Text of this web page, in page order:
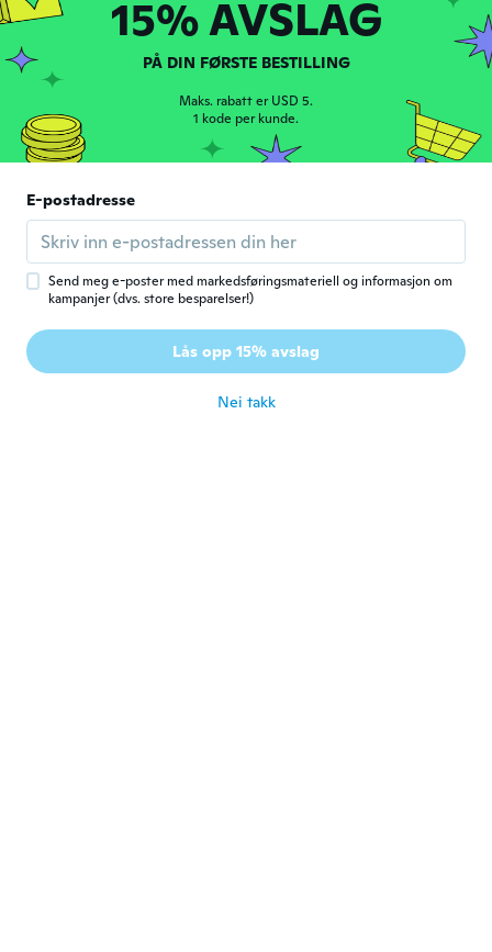
S
Ble med i 2017
Great deal
ca. 6 år siden
Chari
Ble med i 2019 · 9 omtaler
ca. 6 år siden
15% AVSLAG
PÅ DIN FØRSTE BESTILLING
Maks. rabatt er USD 5.
1 kode per kunde.
E-postadresse
Send meg e-poster med markedsføringsmateriell og informasjon om
kampanjer (dvs. store besparelser!)
Lås opp 15% avslag
Nei takk